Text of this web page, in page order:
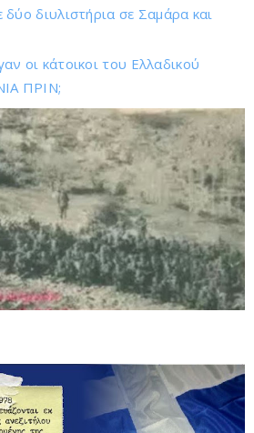
διυλιστήρια σε Σαμάρα και
οι κάτοικοι του Ελλαδικού
ΠΡΙΝ;